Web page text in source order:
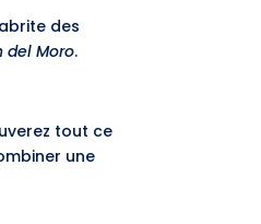
des
del Moro.
tout ce
une